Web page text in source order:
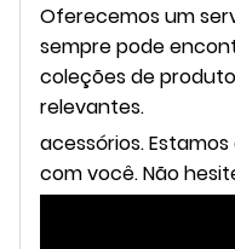
Oferecemos um
sempre pode
coleções de
relevantes.
acessórios.
com você. Não